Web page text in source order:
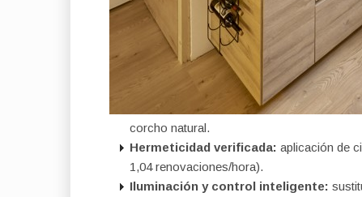
corcho natural.
Hermeticidad verificada: aplicación de
1,04 renovaciones/hora).
Iluminación y control inteligente: